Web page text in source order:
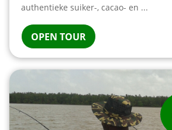
authentieke suiker-, cacao- en ...
OPEN TOUR